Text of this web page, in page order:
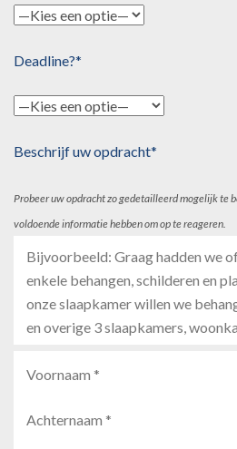
Deadline?*
Beschrijf uw opdracht*
Probeer uw opdracht zo gedetailleerd mogelijk te
voldoende informatie hebben om op te reageren.